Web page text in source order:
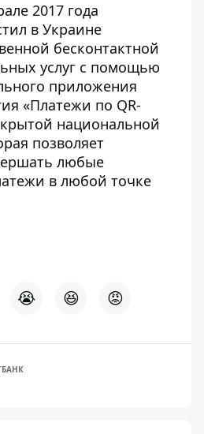
2017 года
в Украине
бесконтактной
услуг с помощью
приложения
«Платежи по QR-
национальной
позволяет
любые
в любой точке
😭 😆 😡